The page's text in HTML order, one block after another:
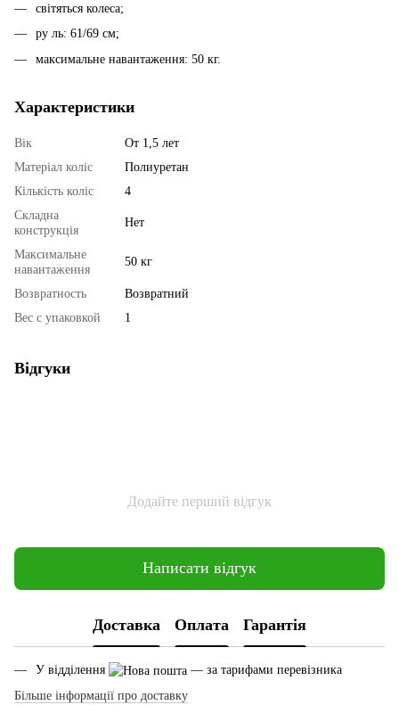
світяться колеса;
ру ль: 61/69 см;
максимальне навантаження: 50 кг.
Характеристики
Вік
От 1,5 лет
Матеріал коліс
Полиуретан
Кількість коліс
4
Складна
конструкція
Нет
Максимальне
навантаження
50 кг
Возвратность
Возвратний
Вес с упаковкой
1
Відгуки
Додайте перший відгук
Написати відгук
Доставка Оплата Гарантія
У відділення
— за тарифами перевізника
Більше інформації про доставку